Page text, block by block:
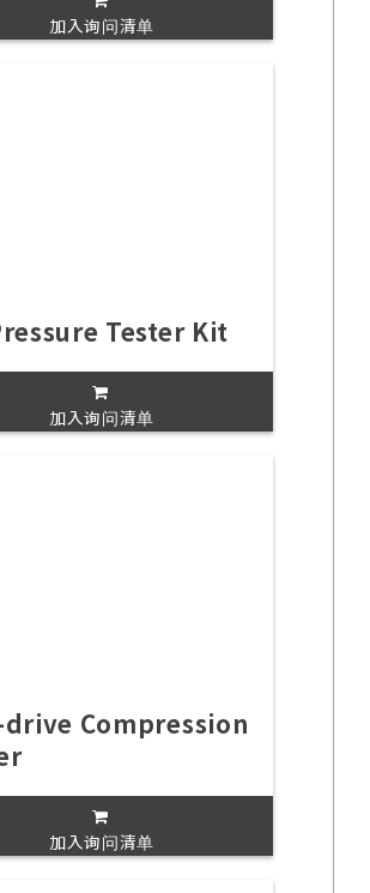
加入询问清单
Tester Kit
加入询问清单
drive Compression
加入询问清单